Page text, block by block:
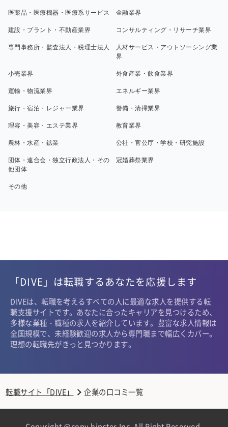
医薬品・医療機器・医療系サービス 金融業界
建設・プラント・不動産業界 コンサルティング・リサーチ業界
専門事務所・監査法人・税理士法人
人材サービス・アウトソーシング業
界
小売業界 外食産業・飲食業界
運輸・物流業界 エネルギー業界
旅行・宿泊・レジャー業界 警備・清掃業界
理容・美容・エステ業界 教育業界
農林・水産・鉱業 公社・官公庁・学校・研究施設
団体・連合会・独立行政法人・その
他団体
冠婚葬祭業界
その他
「DIVE」は転職するあなたを応援します
DIVEは、転職を考えるすべての人に最適な求人を提供する転
職支援サイトです。あなたに合ったキャリアを見つけるため、
多様な業種・職種の求人を紹介しています。豊富な求人情報は
全国規模で、未経験歓迎の求人から専門職まで幅広くカバー。
理想の転職先がきっと見つかります。
転職サイト「DIVE」 企業の口コミ一覧